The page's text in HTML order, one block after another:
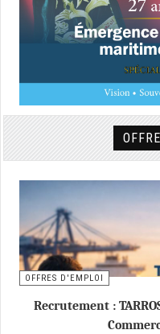
OFFRES D'EMPLOI
Recrutement :